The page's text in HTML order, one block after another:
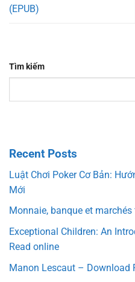
(EPUB)
Tìm kiếm
Recent Posts
Luật Chơi Poker Cơ Bản:
Mới
Monnaie, banque et
Exceptional Children: An
Read online
Manon Lescaut – Download